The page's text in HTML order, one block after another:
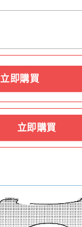
立即購買
立即購買